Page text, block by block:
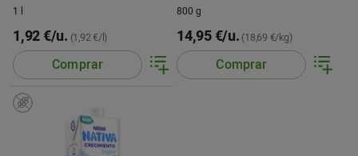
1 l
1,92 €/u. (1,92 €/l)
Comprar
800 g
14,95 €/u. (18,69 €/kg)
Comprar